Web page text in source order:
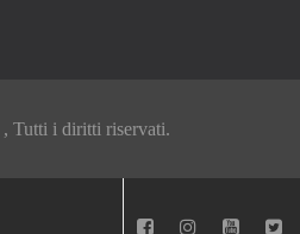
, Tutti i diritti riservati.